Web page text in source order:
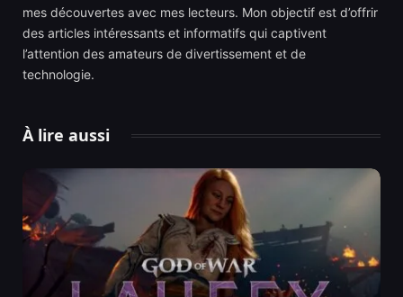
mes découvertes avec mes lecteurs. Mon objectif est d’offrir
des articles intéressants et informatifs qui captivent
l’attention des amateurs de divertissement et de
technologie.
À lire aussi